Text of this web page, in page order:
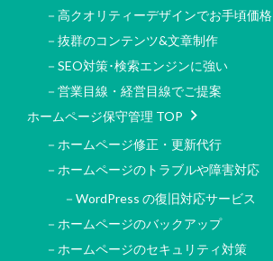
－高クオリティーデザインでお手頃価格
－抜群のコンテンツ&文章制作
－SEO対策･検索エンジンに強い
－営業目線・経営目線でご提案
ホームページ保守管理 TOP
－ホームページ修正・更新代行
－ホームページのトラブルや障害対応
－WordPress の復旧対応サービス
－ホームページのバックアップ
－ホームページのセキュリティ対策